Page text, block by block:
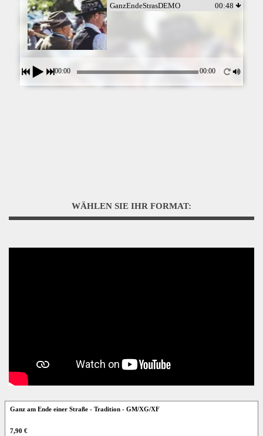
GanzEndeStrasDEMO 00:48
00:00 00:00
WÄHLEN SIE IHR FORMAT:
Ganz am Ende einer Straße - Tradition - GM/XG/XF
7,90 €